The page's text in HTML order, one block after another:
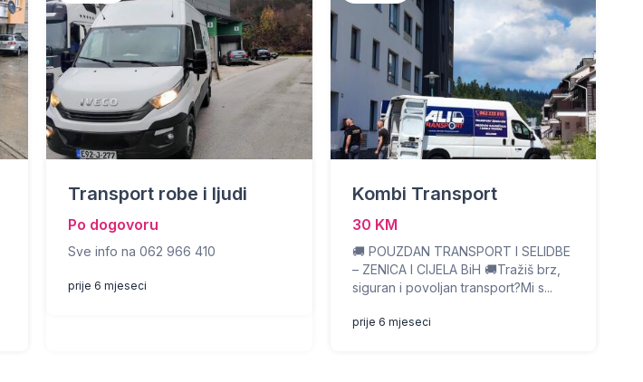
Transport robe i ljudi
Po dogovoru
Sve info na 062 966 410
prije 6 mjeseci
Kombi Transport
30 KM
🚚 POUZDAN TRANSPORT I SELIDBE
– ZENICA I CIJELA BiH 🚚Tražiš brz,
siguran i povoljan transport?Mi s...
prije 6 mjeseci